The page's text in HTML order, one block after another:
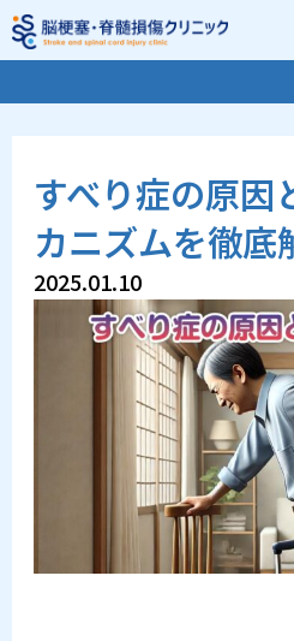
内
容
すべり症の原因
カニズムを徹底
2025.01.10